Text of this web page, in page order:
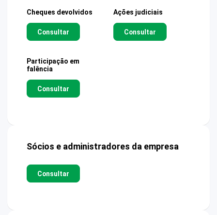
Cheques devolvidos
Consultar
Ações judiciais
Consultar
Participação em
falência
Consultar
Sócios e administradores da empresa
Consultar